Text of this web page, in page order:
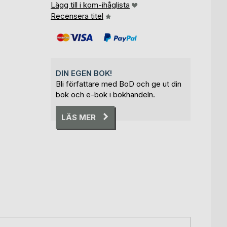
Lägg till i kom-ihåglista
Recensera titel
DIN EGEN BOK!
Bli författare med BoD och ge ut din
bok och e-bok i bokhandeln.
LÄS MER